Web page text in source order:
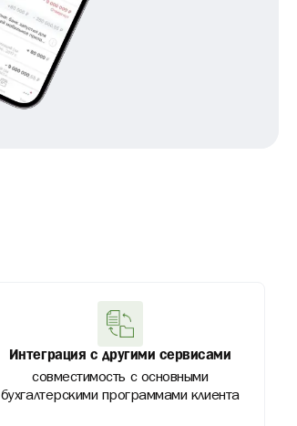
Интеграция с другими сервисами
совместимость с основными
бухгалтерскими программами клиента